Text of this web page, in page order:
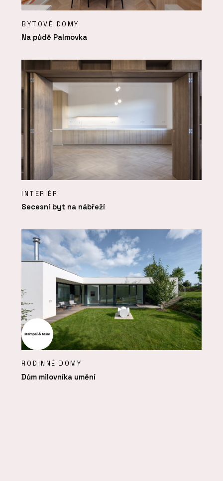
BYTOVÉ DOMY
Na půdě Palmovka
INTERIÉR
Secesní byt na nábřeží
RODINNÉ DOMY
Dům milovníka umění